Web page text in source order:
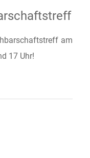
am
17 Uhr!